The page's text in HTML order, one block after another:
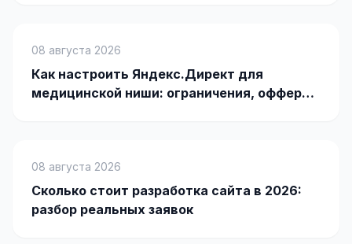
Видео-инфографика
ВЕБ-АНАЛИТИКА
Настройка систем аналитики
Дашборды и отчёты
08 августа 2026
Как настроить Яндекс.Директ для
медицинской ниши: ограничения, офферы
08 августа 2026
Сколько стоит разработка сайта в 2026:
разбор реальных заявок